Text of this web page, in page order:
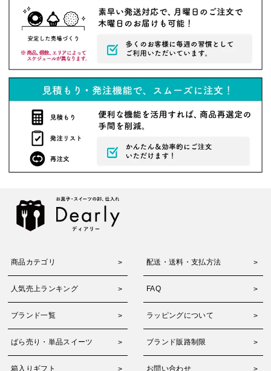
商品カテゴリ 配送・送料・支払方法
人気売上ランキング FAQ
ブランド一覧 ラッピングについて
ばら売り・単品スイーツ ブランド販路制限
箱入りギフト お問い合わせ